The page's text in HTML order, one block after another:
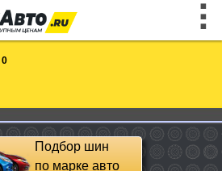
0
Подбор шин
по марке авто